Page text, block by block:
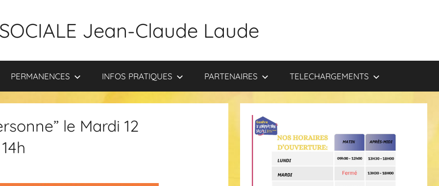
Jean-Claude Laude
PERMANENCES INFOS PRATIQUES PARTENAIRES TELECHARGEMENTS
le Mardi 12